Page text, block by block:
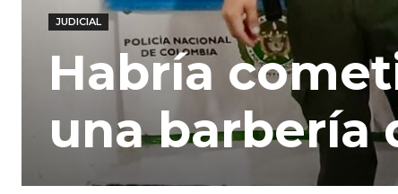
JUDICIAL
Habría
una barbería